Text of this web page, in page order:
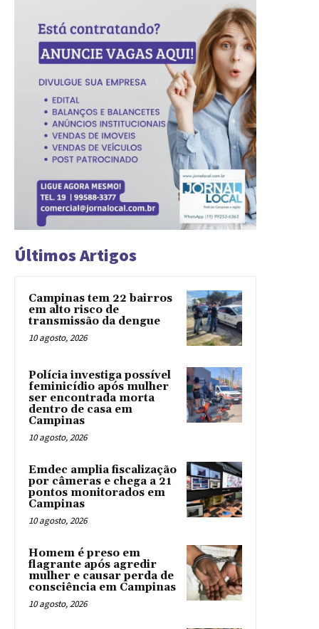
Últimos Artigos
Campinas tem 22 bairros
em alto risco de
transmissão da dengue
10 agosto, 2026
Polícia investiga possível
feminicídio após mulher
ser encontrada morta
dentro de casa em
Campinas
10 agosto, 2026
Emdec amplia fiscalização
por câmeras e chega a 21
pontos monitorados em
Campinas
10 agosto, 2026
Homem é preso em
flagrante após agredir
mulher e causar perda de
consciência em Campinas
10 agosto, 2026